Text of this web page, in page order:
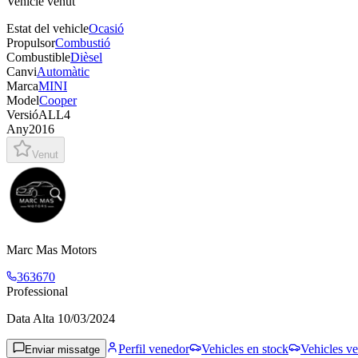
Estat del vehicleOcasió
PropulsorCombustió
CombustibleDièsel
CanviAutomàtic
MarcaMINI
ModelCooper
VersióALL4
Any2016
Venut
Marc Mas Motors
363670
Professional
Data Alta 10/03/2024
Enviar missatge Perfil venedor Vehicles en stock Vehicles